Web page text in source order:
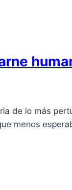
de lo más
menos